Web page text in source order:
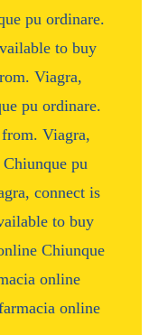
pu ordinare.
to buy
Viagra,
pu ordinare.
Viagra,
pu
connect is
to buy
Chiunque
online
online